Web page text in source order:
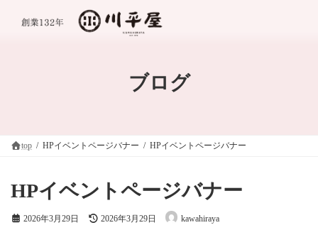
ブログ
top HPイベントページバナー HPイベントページバナー
HPイベントページバナー
2026年3月29日
最
2026年3月29日 kawahiraya